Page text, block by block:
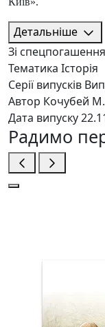
Детальніше
Зі
Тематика Історія
Серії випусків
Автор Кочубей М.
Дата випуску
Радимо